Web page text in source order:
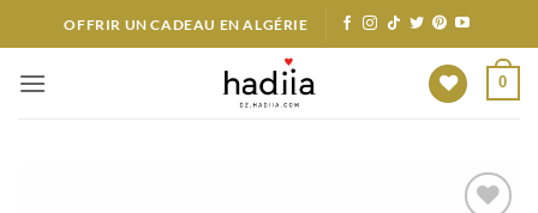
au
contenu
OFFRIR UN CADEAU EN ALGÉRIE
0